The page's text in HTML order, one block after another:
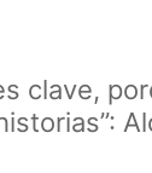
clave,